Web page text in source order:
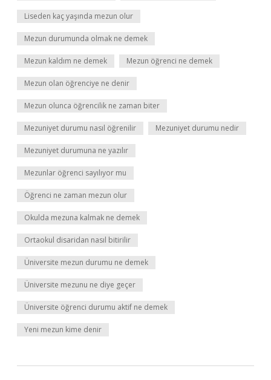
Liseden kaç yaşında mezun olur
Mezun durumunda olmak ne demek
Mezun kaldım ne demek Mezun öğrenci ne demek
Mezun olan öğrenciye ne denir
Mezun olunca öğrencilik ne zaman biter
Mezuniyet durumu nasıl öğrenilir Mezuniyet durumu nedir
Mezuniyet durumuna ne yazılır
Mezunlar öğrenci sayılıyor mu
Öğrenci ne zaman mezun olur
Okulda mezuna kalmak ne demek
Ortaokul disaridan nasıl bitirilir
Üniversite mezun durumu ne demek
Üniversite mezunu ne diye geçer
Üniversite öğrenci durumu aktif ne demek
Yeni mezun kime denir